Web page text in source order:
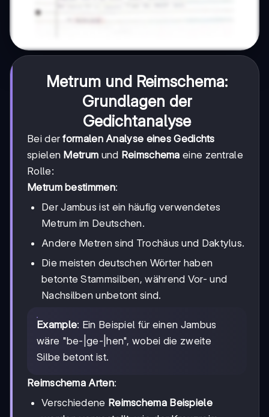
Metrum und Reimschema:
Grundlagen der
Gedichtanalyse
Bei derformalen Analyse eines Gedichts
spielen Metrum und Reimschema eine zentrale
Rolle:
Metrum bestimmen:
Der Jambus ist ein häufig verwendetes
Metrum im Deutschen.
Andere Metren sind Trochäus und Daktylus.
Die meisten deutschen Wörter haben
betonte Stammsilben, während Vor- und
Nachsilben unbetont sind.
Example: Ein Beispiel für einen Jambus
wäre "be-|ge-|hen", wobei die zweite
Silbe betont ist.
Reimschema Arten:
Verschiedene Reimschema Beispiele